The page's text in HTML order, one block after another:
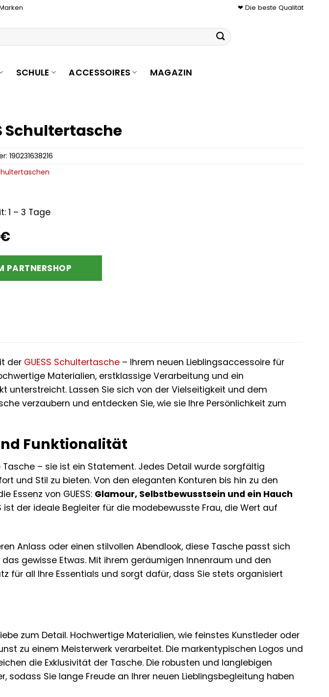
❤ Die beste Qualität
SCHULE ACCESSOIRES MAGAZIN
Schultertasche
€
1 – 3 Tage
PARTNERSHOP
190231638216
der GUESS Schultertasche– Ihrem neuen Lieblingsaccessoire für
Materialien, erstklassige Verarbeitung und ein
unterstreicht. Lassen Sie sich von der Vielseitigkeit und dem
verzaubern und entdecken Sie, wie sie Ihre Persönlichkeit zum
Funktionalität
Tasche – sie ist ein Statement. Jedes Detail wurde sorgfältig
und Stil zu bieten. Von den eleganten Konturen bis hin zu den
Essenz von GUESS: Glamour, Selbstbewusstsein und ein Hauch
ist der ideale Begleiter für die modebewusste Frau, die Wert auf
Anlass oder einen stilvollen Abendlook, diese Tasche passt sich
gewisse Etwas. Mit ihrem geräumigen Innenraum und den
für all Ihre Essentials und sorgt dafür, dass Sie stets organisiert
zum Detail. Hochwertige Materialien, wie feinstes Kunstleder oder
zu einem Meisterwerk verarbeitet. Die markentypischen Logos und
die Exklusivität der Tasche. Die robusten und langlebigen
sodass Sie lange Freude an Ihrer neuen Lieblingsbegleitung haben